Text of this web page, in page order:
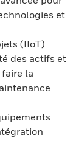
et
(IIoT)
des actifs et
la